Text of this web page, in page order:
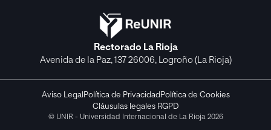
Rectorado La Rioja
Avenida de la Paz, 137 26006, Logroño (La Rioja)
Aviso Legal Política de Privacidad Política de Cookies
Cláusulas legales RGPD
© UNIR - Universidad Internacional de La Rioja 2026